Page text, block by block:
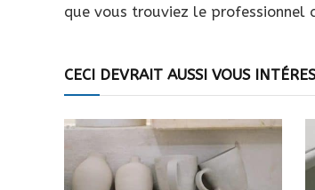
que vous trouviez le professionnel
CECI DEVRAIT AUSSI VOUS